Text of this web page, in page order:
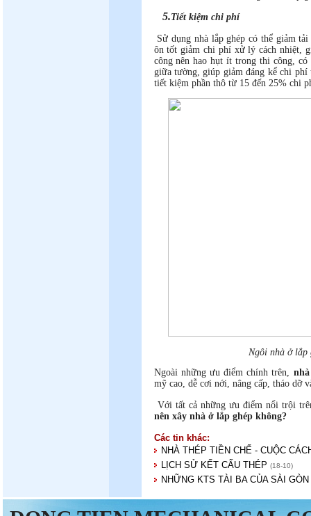
5.Tiết kiệm chi phí
Sử dụng nhà lắp ghép có thể giảm
ôn tốt giảm chi phí xử lý cách nhiệt,
công nên hao hụt ít trong thi công,
giữa tường, giúp giảm đáng kể chi
tiết kiệm phần thô từ 15 đến 25% chi
Ngôi nhà ở lắp
Ngoài những ưu điểm chính trên,
mỹ cao, dễ cơi nới, nâng cấp, tháo dỡ
Với tất cả những ưu điểm nổi trội
nên xây nhà ở lắp ghép không?
Các tin khác:
NHÀ THÉP TIỀN CHẾ - CUỘC
LỊCH SỬ KẾT CẤU THÉP (18-10)
NHỮNG KTS TÀI BA CỦA SÀI